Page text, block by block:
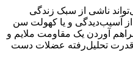
ناشی از سبک زندگی
آسیب‌دیدگی و یا کهولت سن
آوردن یک مقاومت ملایم و
قدرت تحلیل‌رفته عضلات دست